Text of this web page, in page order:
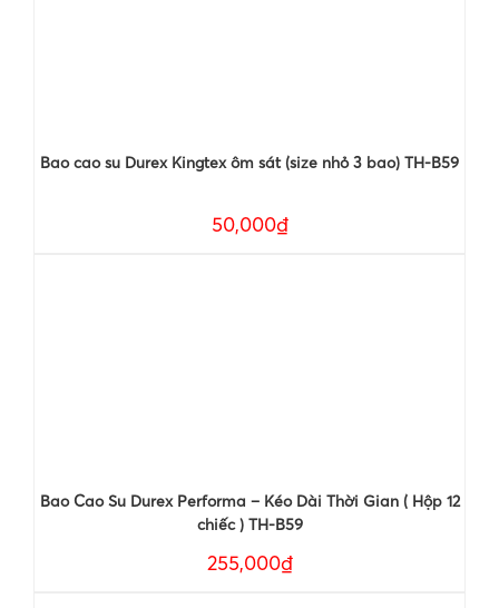
Bao cao su Durex Kingtex ôm sát (size nhỏ 3 bao) TH-B59
50,000₫
Bao Cao Su Durex Performa – Kéo Dài Thời Gian ( Hộp 12
chiếc ) TH-B59
255,000₫